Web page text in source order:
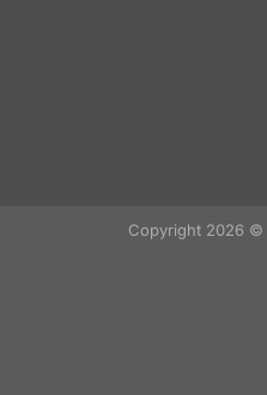
Copyright 2026 ©